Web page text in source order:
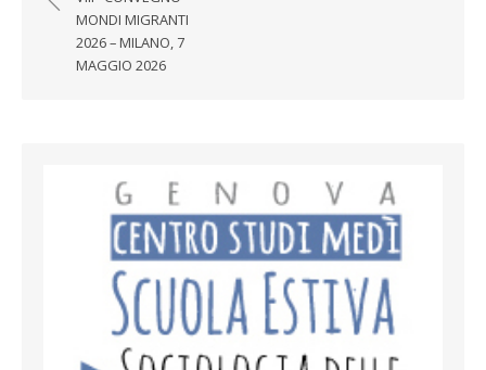
MONDI MIGRANTI
2026 – MILANO, 7
MAGGIO 2026